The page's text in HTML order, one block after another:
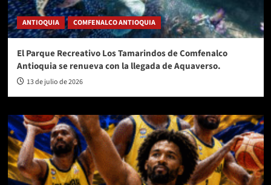
ANTIOQUIA COMFENALCO ANTIOQUIA
El Parque Recreativo Los Tamarindos de Comfenalco
Antioquia se renueva con la llegada de Aquaverso.
13 de julio de 2026